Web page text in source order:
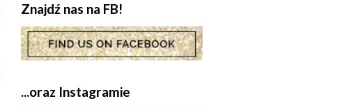
Znajdź nas na FB!
...oraz Instagramie